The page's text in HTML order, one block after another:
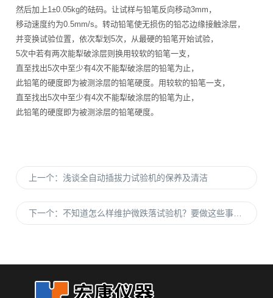
然后加上1±0.05kg的砝码。让试样与铅笔反向移动3mm，
移动速度约为0.5mm/s。转动铅笔使无损伤的铅芯边缘接触涂层，
并变换试验位置，依次犁划5次，从最硬的铅笔开始试验，
5次中若有两次能犁破涂层则换用较软的铅笔一支，
直至找出5次中至少有4次不能犁破涂层的铅笔为止，
此铅笔的硬度即为被测涂层的铅笔硬度。用较软的铅笔一支，
直至找出5次中至少有4次不能犁破涂层的铅笔为止，
此铅笔的硬度即为被测涂层的铅笔硬度。
上一个： 浅谈全自动插拔力试验机的保养及清洁
下一个： 不知道怎么样维护微跌落试验机？要做这些事情呢